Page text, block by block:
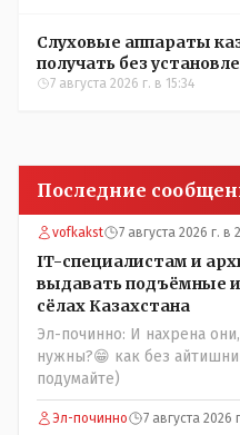
Слуховые аппараты
получать без
7 августа 2026 г. в 15:34
Последние
vofkakst 7 августа 2026 г. в
IT-специалистам и
выдавать подъёмные
сёлах Казахстана
Эл-починно: И нахрена
нужны?😁 как без
подумайте)
Эл-починно 7 августа 2026